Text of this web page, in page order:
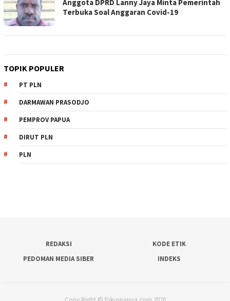
Anggota DPRD Lanny Jaya Minta Pemerintah
Terbuka Soal Anggaran Covid-19
TOPIK POPULER
PT PLN
DARMAWAN PRASODJO
PEMPROV PAPUA
DIRUT PLN
PLN
REDAKSI
KODE ETIK
PEDOMAN MEDIA SIBER
INDEKS